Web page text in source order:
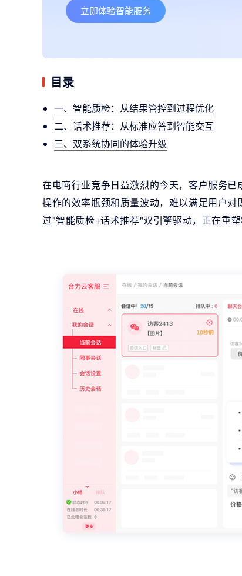
立即体验智能服务
目录
一、智能质检：从结果管控到过程优化
二、话术推荐：从标准应答到智能交互
三、双系统协同的体验升级
在电商行业竞争日益激烈的今天，客户服务
操作的效率瓶颈和质量波动，难以满足用户
过"智能质检+话术推荐"双引擎驱动，正在重塑